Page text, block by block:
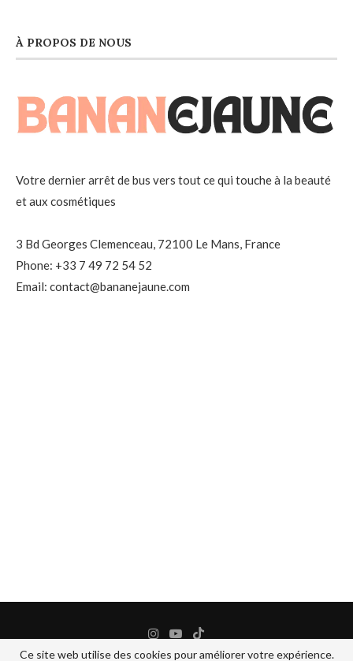
À PROPOS DE NOUS
Votre dernier arrêt de bus vers tout ce qui touche à la beauté
et aux cosmétiques
3 Bd Georges Clemenceau, 72100 Le Mans, France
Phone: +33 7 49 72 54 52
Email: contact@bananejaune.com
Ce site web utilise des cookies pour améliorer votre expérience.